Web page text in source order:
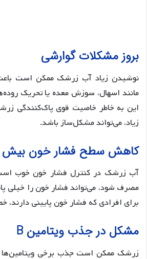
بروز مشکلات گوارشی
نوشیدن زیاد آب زرشک ممکن است
مانند اسهال، سوزش معده یا تحریک
این به خاطر خاصیت قوی پاک‌کنندگی
زیاد، می‌تواند مشکل‌ساز باشد.
کاهش سطح فشار خون بیش
آب زرشک در کنترل فشار خون خوب
مصرف شود، می‌تواند فشار خون را خیلی
برای افرادی که فشار خون پایینی دارند،
مشکل در جذب ویتامین B